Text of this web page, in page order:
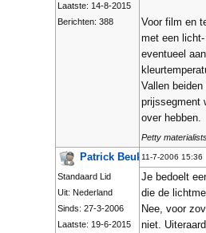
Laatste: 14-8-2015
Berichten: 388
Voor film en
met een
eventueel
Vallen
prijssegment
over hebben.
Petty
Patrick Beuken
Standaard Lid
Uit: Nederland
Sinds: 27-3-2006
Laatste: 19-6-2015
11-7-2006 15:36
Je bedoelt
die de
Nee, voor
niet.